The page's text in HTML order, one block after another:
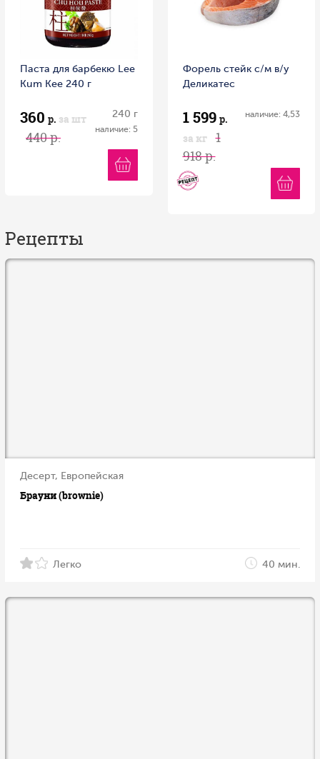
Паста для барбекю Lee
Kum Kee 240 г
360 р. за шт
440 р.
240 г
наличие: 5
Форель стейк с/м в/у
Деликатес
1 599 р.
за кг
1
918 р.
наличие: 4,53
Рецепты
Десерт, Европейская
Брауни (brownie)
Легко 40 мин.